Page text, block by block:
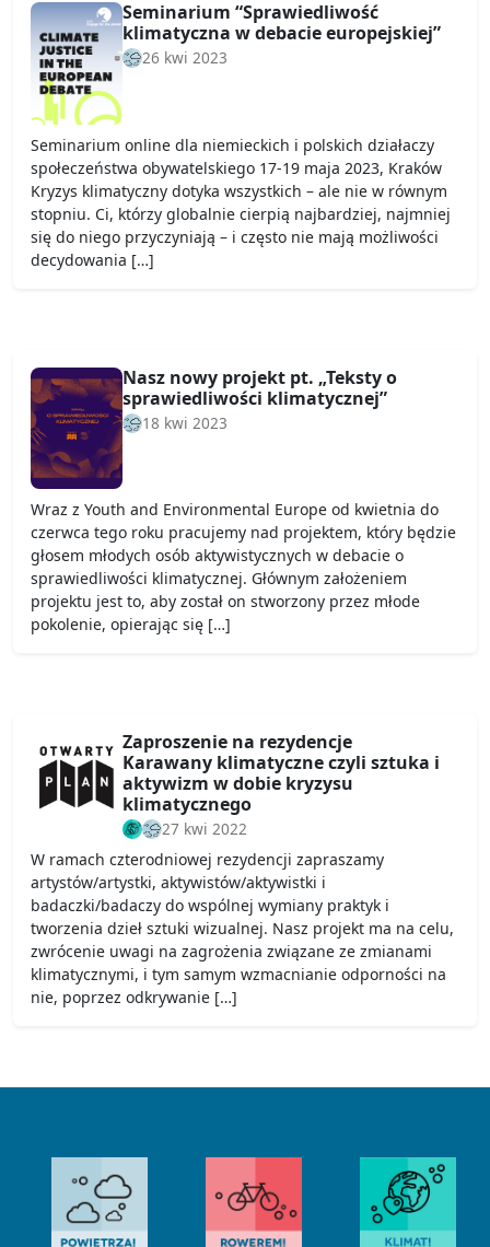
Seminarium “Sprawiedliwość
klimatyczna w debacie europejskiej”
26 kwi 2023
Seminarium online dla niemieckich i polskich działaczy
społeczeństwa obywatelskiego 17-19 maja 2023, Kraków
Kryzys klimatyczny dotyka wszystkich – ale nie w równym
stopniu. Ci, którzy globalnie cierpią najbardziej, najmniej
się do niego przyczyniają – i często nie mają możliwości
decydowania […]
Nasz nowy projekt pt. „Teksty o
sprawiedliwości klimatycznej”
18 kwi 2023
Wraz z Youth and Environmental Europe od kwietnia do
czerwca tego roku pracujemy nad projektem, który będzie
głosem młodych osób aktywistycznych w debacie o
sprawiedliwości klimatycznej. Głównym założeniem
projektu jest to, aby został on stworzony przez młode
pokolenie, opierając się […]
Zaproszenie na rezydencje
Karawany klimatyczne czyli sztuka i
aktywizm w dobie kryzysu
klimatycznego
27 kwi 2022
W ramach czterodniowej rezydencji zapraszamy
artystów/artystki, aktywistów/aktywistki i
badaczki/badaczy do wspólnej wymiany praktyk i
tworzenia dzieł sztuki wizualnej. Nasz projekt ma na celu,
zwrócenie uwagi na zagrożenia związane ze zmianami
klimatycznymi, i tym samym wzmacnianie odporności na
nie, poprzez odkrywanie […]